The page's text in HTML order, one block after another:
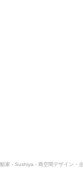
鮨家 - Sushiya - 商空間デザイン・